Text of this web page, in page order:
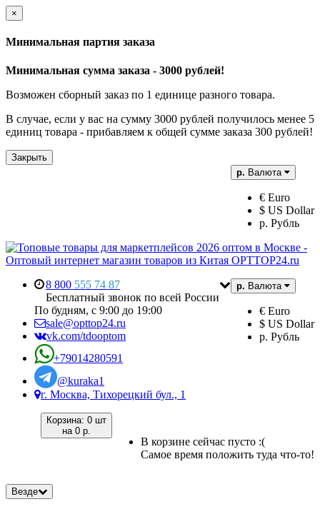
×
Минимальная партия заказа
Минимальная сумма заказа - 3000 рублей!
Возможен сборный заказ по 1 единице разного товара.
В случае, если у вас на сумму 3000 рублей получилось менее 5
единиц товара - прибавляем к общей сумме заказа 300 рублей!
Закрыть
р. Валюта
€ Euro
$ US Dollar
р. Рубль
р. Валюта
€ Euro
$ US Dollar
р. Рубль
8 800 555 74 87
Бесплатный звонок по всей России
По будням, с 9:00 до 19:00
sale@opttop24.ru
vk.com/tdooptom
+79014280591
@kuraka1
г. Москва, Тихорецкий бул., 1
Корзина: 0 шт
на 0 р.
В корзине сейчас пусто :(
Самое время положить туда что-то!
Везде